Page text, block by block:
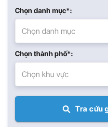
Chọn danh mục*:
Chọn danh mục
Chọn thành phố*:
Chọn khu vực
Tra cứu